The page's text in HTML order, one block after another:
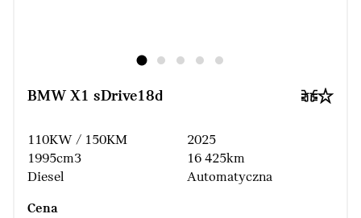
BMW X1 sDrive18d
110KW / 150KM
1995cm3
Diesel
2025
16 425km
Automatyczna
Cena